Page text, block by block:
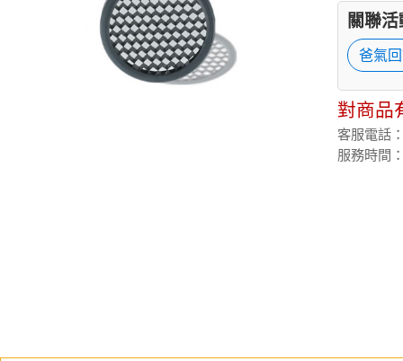
關聯
爸氣
對商品
客服電話
服務時間